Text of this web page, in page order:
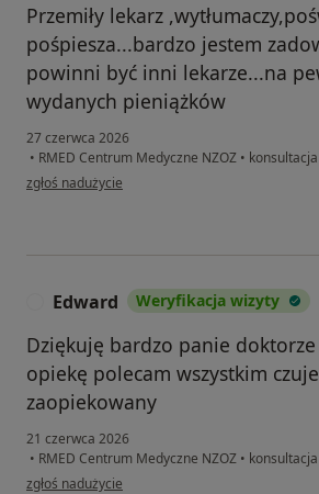
Przemiły lekarz
pośpiesza...bardzo jestem
powinni być inni lekarze...na
wydanych pieniążków
27 czerwca 2026
• RMED Centrum Medyczne NZOZ •
w opinii użytkownika Iwona
zgłoś nadużycie
Edward Weryfikacja wizyty
Dziękuję bardzo panie
opiekę polecam wszystkim
zaopiekowany
21 czerwca 2026
• RMED Centrum Medyczne NZOZ •
w opinii użytkownika Edward
zgłoś nadużycie